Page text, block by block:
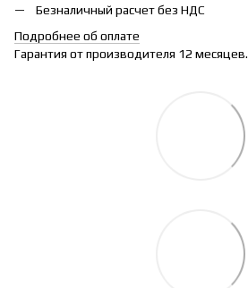
Безналичный расчет без НДС
Подробнее об оплате
Гарантия от производителя 12 месяцев.